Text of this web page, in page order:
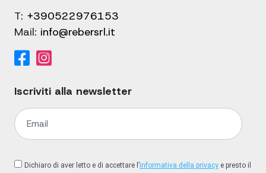
T: +390522976153
Mail: info@rebersrl.it
Iscriviti alla newsletter
Dichiaro di aver letto e di accettare l’informativa della privacy e presto il